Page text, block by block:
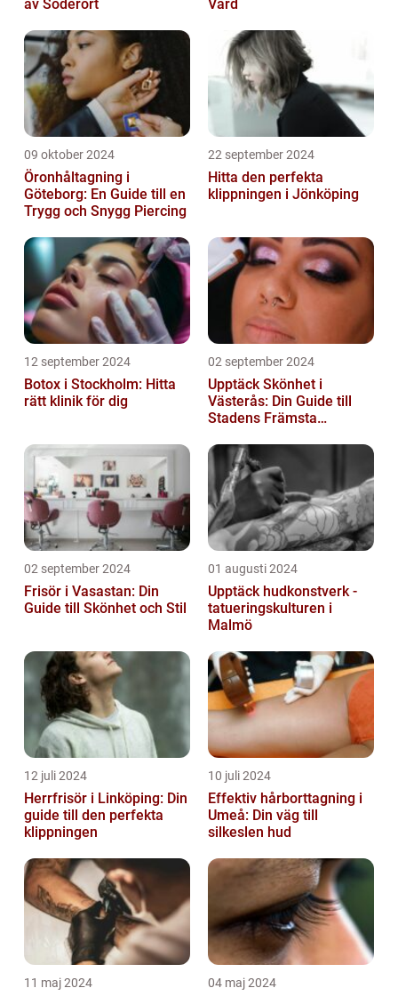
av Söderort Vård
09 oktober 2024
Öronhåltagning i
Göteborg: En Guide till en
Trygg och Snygg Piercing
22 september 2024
Hitta den perfekta
klippningen i Jönköping
12 september 2024
Botox i Stockholm: Hitta
rätt klinik för dig
02 september 2024
Upptäck Skönhet i
Västerås: Din Guide till
Stadens Främsta
02 september 2024
Frisör i Vasastan: Din
Guide till Skönhet och Stil
01 augusti 2024
Upptäck hudkonstverk -
tatueringskulturen i
Malmö
12 juli 2024
Herrfrisör i Linköping: Din
guide till den perfekta
klippningen
10 juli 2024
Effektiv hårborttagning i
Umeå: Din väg till
silkeslen hud
11 maj 2024 04 maj 2024